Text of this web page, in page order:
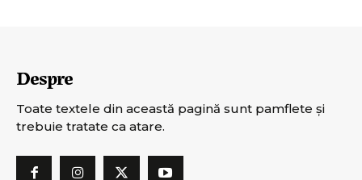
Despre
Toate textele din această pagină sunt pamflete şi
trebuie tratate ca atare.